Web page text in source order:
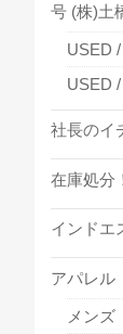
号 (株)土
USED
USED
社長のイ
在庫処分
インドエ
アパレル
メンズ